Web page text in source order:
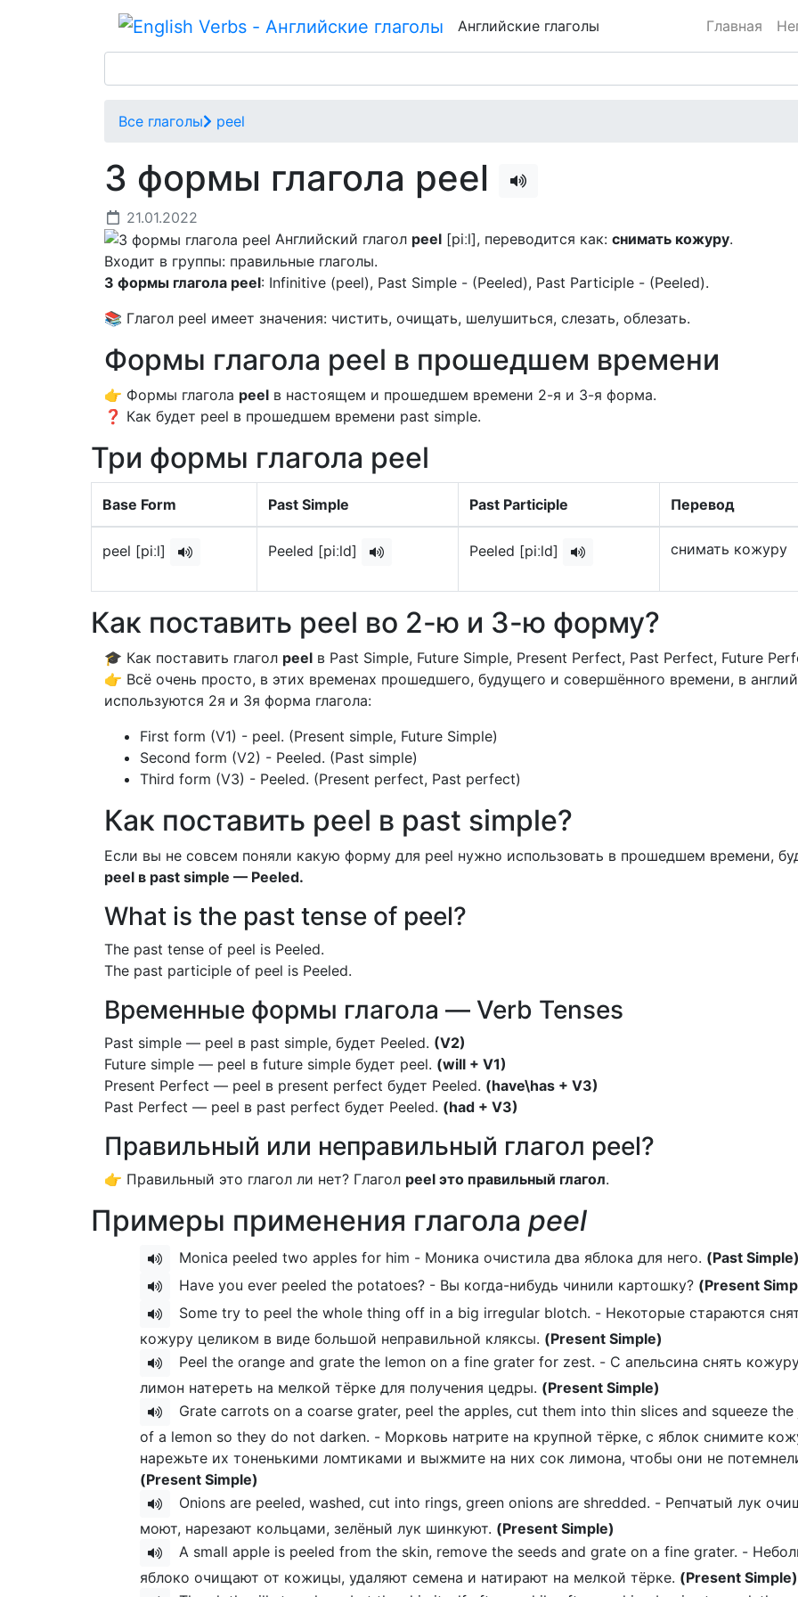
Английские глаголы Главная
Все глаголы peel
3 формы глагола peel
21.01.2022
Английский глагол peel [piːl], переводится как: снимать кожуру.
Входит в группы: правильные глаголы.
3 формы глагола peel: Infinitive (peel), Past Simple - (Peeled), Past Participle - (Peeled).
📚 Глагол peel имеет значения: чистить, очищать, шелушиться, слезать, облезать.
Формы глагола peel в прошедшем времени
👉 Формы глагола peel в настоящем и прошедшем времени 2-я и 3-я форма.
❓ Как будет peel в прошедшем времени past simple.
Три формы глагола peel
Base Form Past Simple Past Participle Перевод
peel [piːl] Peeled [piːld] Peeled [piːld] снимать кожуру
Как поставить peel во 2-ю и 3-ю форму?
🎓 Как поставить глагол peel в Past Simple, Future Simple, Present Perfect, Past Perfect, Future
👉 Всё очень просто, в этих временах прошедшего, будущего и совершённого времени, в
используются 2я и 3я форма глагола:
First form (V1) - peel. (Present simple, Future Simple)
Second form (V2) - Peeled. (Past simple)
Third form (V3) - Peeled. (Present perfect, Past perfect)
Как поставить peel в past simple?
Если вы не совсем поняли какую форму для peel нужно использовать в прошедшем времени,
peel в past simple — Peeled.
What is the past tense of peel?
The past tense of peel is Peeled.
The past participle of peel is Peeled.
Временные формы глагола — Verb Tenses
Past simple — peel в past simple, будет Peeled. (V2)
Future simple — peel в future simple будет peel. (will + V1)
Present Perfect — peel в present perfect будет Peeled. (have\has + V3)
Past Perfect — peel в past perfect будет Peeled. (had + V3)
Правильный или неправильный глагол peel?
👉 Правильный это глагол ли нет? Глагол peel это правильный глагол.
Примеры применения глагола peel
Monica peeled two apples for him - Моника очистила два яблока для него. (Past Simple)
Have you ever peeled the potatoes? - Вы когда-нибудь чинили картошку? (Present
Some try to peel the whole thing off in a big irregular blotch. - Некоторые стараются
кожуру целиком в виде большой неправильной кляксы. (Present Simple)
Peel the orange and grate the lemon on a fine grater for zest. - С апельсина снять
лимон натереть на мелкой тёрке для получения цедры. (Present Simple)
Grate carrots on a coarse grater, peel the apples, cut them into thin slices and squeeze the
of a lemon so they do not darken. - Морковь натрите на крупной тёрке, с яблок снимите
нарежьте их тоненькими ломтиками и выжмите на них сок лимона, чтобы они не
(Present Simple)
Onions are peeled, washed, cut into rings, green onions are shredded. - Репчатый лук
моют, нарезают кольцами, зелёный лук шинкуют. (Present Simple)
A small apple is peeled from the skin, remove the seeds and grate on a fine grater. -
яблоко очищают от кожицы, удаляют семена и натирают на мелкой тёрке. (Present Simple)